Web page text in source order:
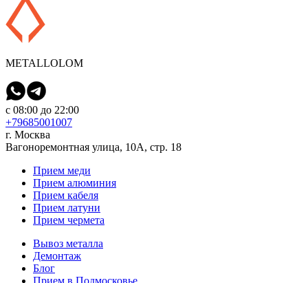
METALLOLOM
с 08:00 до 22:00
+79685001007
г. Москва
Вагоноремонтная улица, 10А, стр. 18
Прием меди
Прием алюминия
Прием кабеля
Прием латуни
Прием чермета
Вывоз металла
Демонтаж
Блог
Прием в Подмосковье